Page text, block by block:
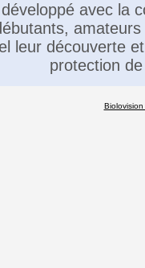
avec la
leur découverte
protection
Biolovision